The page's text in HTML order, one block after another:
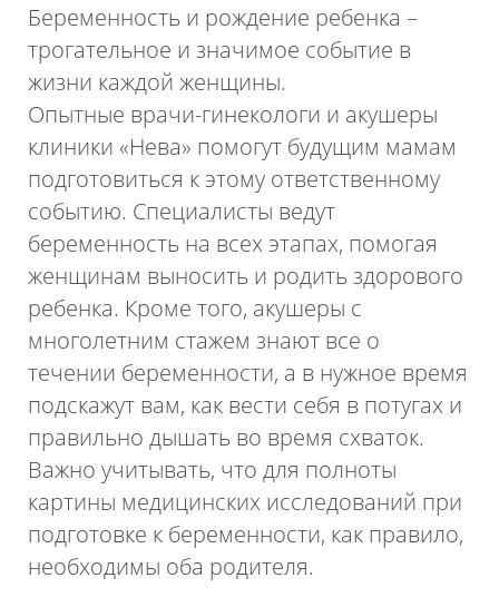
Беременность и рождение ребенка –
трогательное и значимое событие в
жизни каждой женщины.
Опытные врачи-гинекологи и акушеры
клиники «Нева» помогут будущим мамам
подготовиться к этому ответствен­ному
событию. Специалисты ведут
беременность на всех этапах, помогая
женщинам выносить и родить здорового
ребенка. Кроме того, акушеры с
многолетним стажем знают все о
течении беременности, а в нужное время
подскажут вам, как вести себя в потугах и
правильно дышать во время схваток.
Важно учитывать, что для полноты
картины медицинских исследований при
подготовке к беременности, как правило,
необходимы оба родителя.